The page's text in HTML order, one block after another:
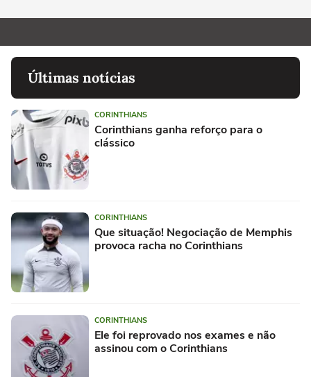
Últimas notícias
CORINTHIANS
Corinthians ganha reforço para o
clássico
CORINTHIANS
Que situação! Negociação de Memphis
provoca racha no Corinthians
CORINTHIANS
Ele foi reprovado nos exames e não
assinou com o Corinthians